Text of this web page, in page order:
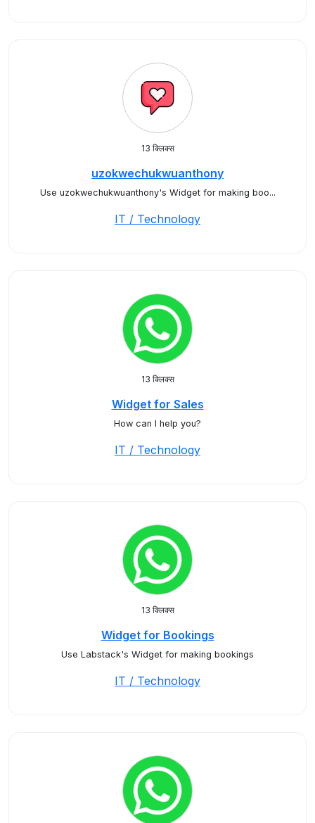
13 क्लिक्स
uzokwechukwuanthony
Use uzokwechukwuanthony's Widget for making boo...
IT / Technology
13 क्लिक्स
Widget for Sales
How can I help you?
IT / Technology
13 क्लिक्स
Widget for Bookings
Use Labstack's Widget for making bookings
IT / Technology